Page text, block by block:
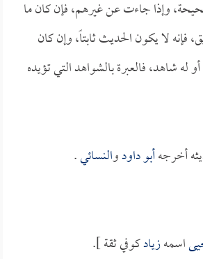
وإذا جاءت عن غيرهم، فإن كان ما
فإنه لا يكون الحديث ثابتاً، وإن كان
شاهد، فالعبرة بالشواهد التي تؤيده
أخرجهأبو داودوالنسائي.
اسمهزيادكوفي ثقة ].